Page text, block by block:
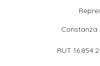
Constanza
RUT